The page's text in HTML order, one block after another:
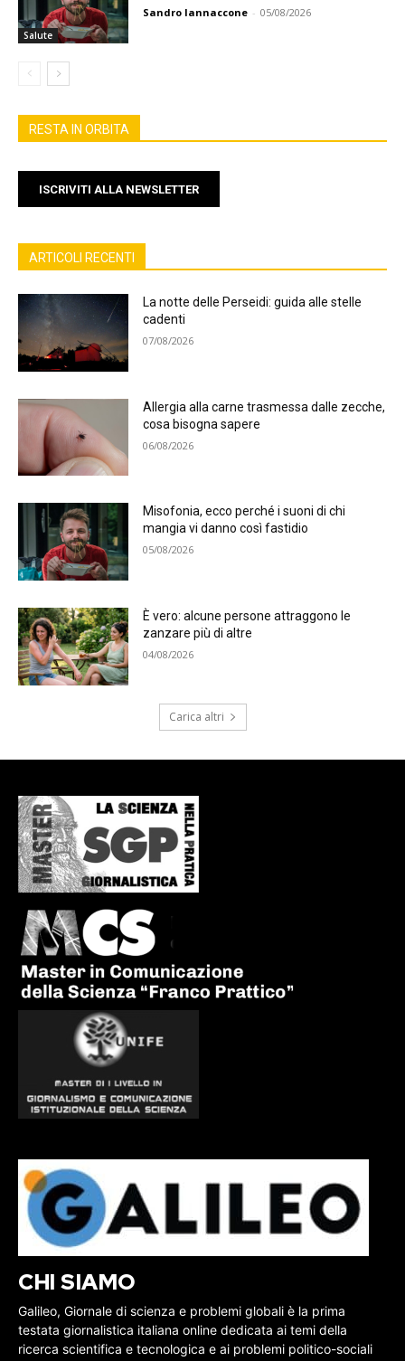
Salute
Sandro Iannaccone - 05/08/2026
RESTA IN ORBITA
ISCRIVITI ALLA NEWSLETTER
ARTICOLI RECENTI
La notte delle Perseidi: guida alle stelle
cadenti
07/08/2026
Allergia alla carne trasmessa dalle zecche,
cosa bisogna sapere
06/08/2026
Misofonia, ecco perché i suoni di chi
mangia vi danno così fastidio
05/08/2026
È vero: alcune persone attraggono le
zanzare più di altre
04/08/2026
Carica altri
CHI SIAMO
Galileo, Giornale di scienza e problemi globali è la prima
testata giornalistica italiana online dedicata ai temi della
ricerca scientifica e tecnologica e ai problemi politico-sociali